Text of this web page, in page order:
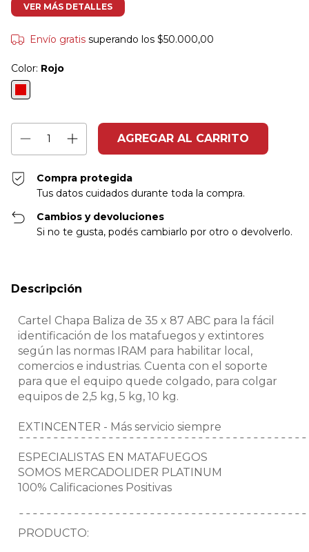
VER MÁS DETALLES
Envío gratis superando los $50.000,00
Color: Rojo
Compra protegida
Tus datos cuidados durante toda la compra.
Cambios y devoluciones
Si no te gusta, podés cambiarlo por otro o devolverlo.
Descripción
Cartel Chapa Baliza de 35 x 87 ABC para la fácil
identificación de los matafuegos y extintores
según las normas IRAM para habilitar local,
comercios e industrias. Cuenta con el soporte
para que el equipo quede colgado, para colgar
equipos de 2,5 kg, 5 kg, 10 kg.
EXTINCENTER - Más servicio siempre
ESPECIALISTAS EN MATAFUEGOS
SOMOS MERCADOLIDER PLATINUM
100% Calificaciones Positivas
PRODUCTO: